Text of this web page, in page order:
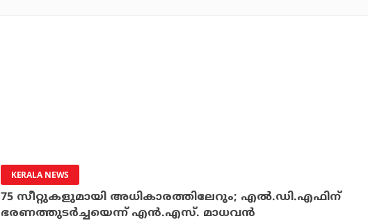
KERALA NEWS
75 സീറ്റുകളുമായി അധികാരത്തിലേറും; എല്‍.ഡി.എഫിന്
ഭരണത്തുടര്‍ച്ചയെന്ന് എന്‍.എസ്. മാധവന്‍